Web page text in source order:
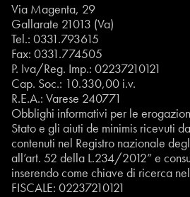
Via Magenta, 29
Gallarate 21013 (Va)
Tel.: 0331.793615
Fax: 0331.774505
P. Iva/Reg. Imp.: 02237210121
Cap. Soc.: 10.330,00 i.v.
R.E.A.: Varese 240771
Obblighi informativi per le
Stato e gli aiuti de minimis ricevuti
contenuti nel Registro nazionale
all’art. 52 della L.234/2012” e
inserendo come chiave di ricerca
FISCALE: 02237210121